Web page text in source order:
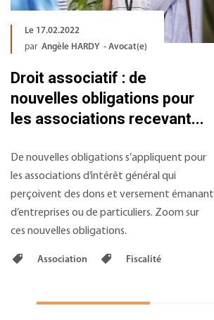
Le 17.02.2022
par Angèle HARDY - Avocat(e)
Droit associatif : de
nouvelles obligations pour
les associations recevant...
De nouvelles obligations s’appliquent pour
les associations d’intérêt général qui
perçoivent des dons et versement émanant
d’entreprises ou de particuliers. Zoom sur
ces nouvelles obligations.
Association Fiscalité